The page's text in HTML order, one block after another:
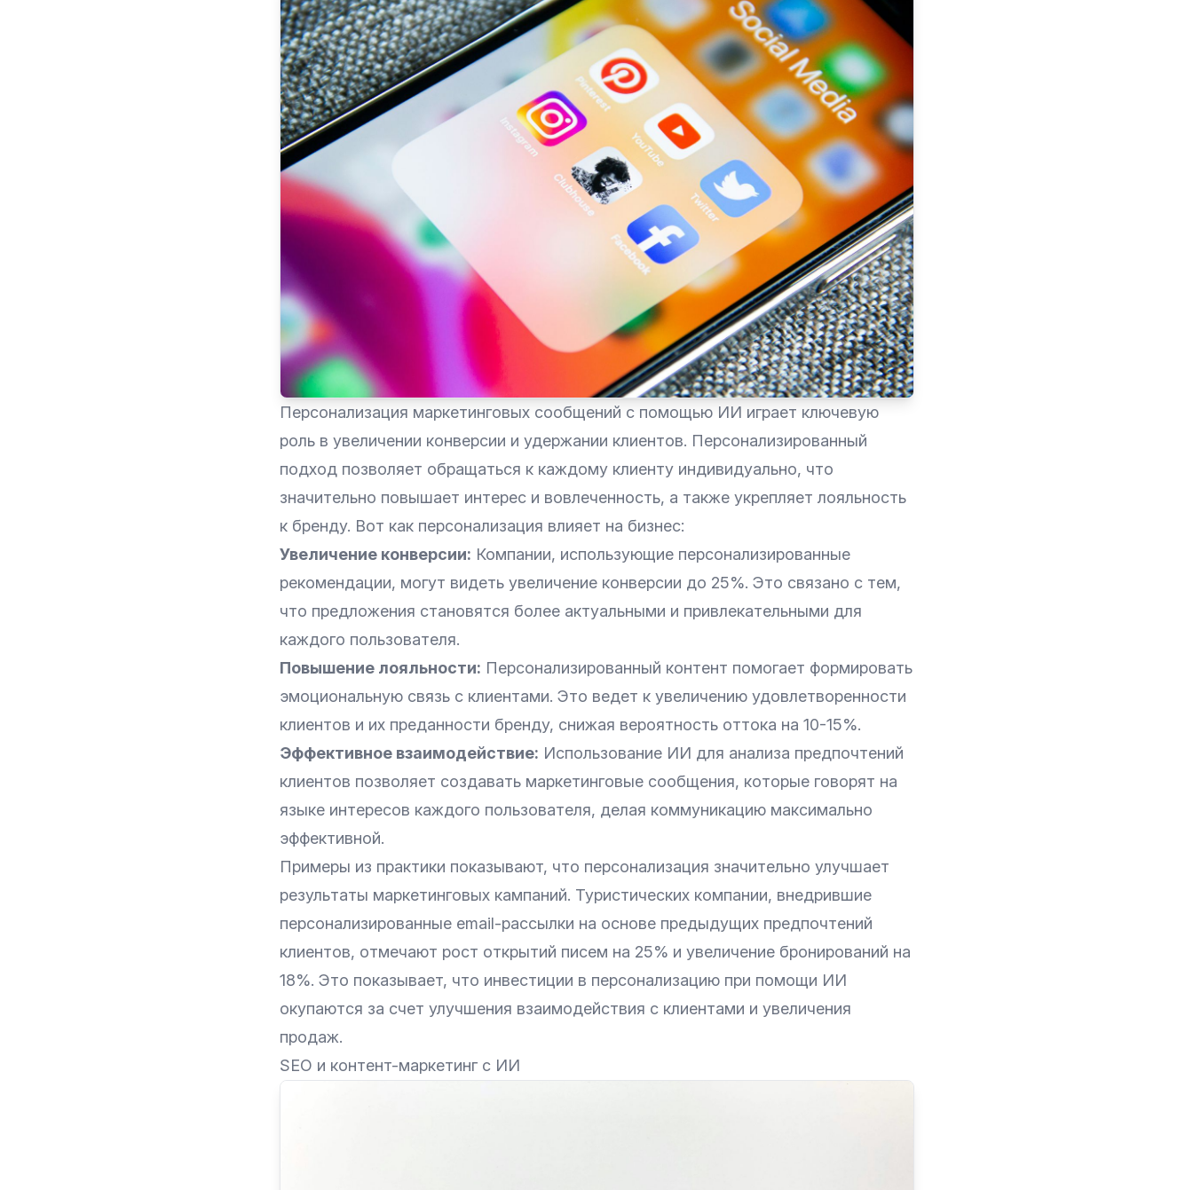
Персонализация маркетинговых сообщений с помощью ИИ играет ключевую
роль в увеличении конверсии и удержании клиентов. Персонализированный
подход позволяет обращаться к каждому клиенту индивидуально, что
значительно повышает интерес и вовлеченность, а также укрепляет лояльность
к бренду. Вот как персонализация влияет на бизнес:
Увеличение конверсии: Компании, использующие персонализированные
рекомендации, могут видеть увеличение конверсии до 25%. Это связано с тем,
что предложения становятся более актуальными и привлекательными для
каждого пользователя.
Повышение лояльности: Персонализированный контент помогает формировать
эмоциональную связь с клиентами. Это ведет к увеличению удовлетворенности
клиентов и их преданности бренду, снижая вероятность оттока на 10-15%.
Эффективное взаимодействие: Использование ИИ для анализа предпочтений
клиентов позволяет создавать маркетинговые сообщения, которые говорят на
языке интересов каждого пользователя, делая коммуникацию максимально
эффективной.
Примеры из практики показывают, что персонализация значительно улучшает
результаты маркетинговых кампаний. Туристических компании, внедрившие
персонализированные email-рассылки на основе предыдущих предпочтений
клиентов, отмечают рост открытий писем на 25% и увеличение бронирований на
18%. Это показывает, что инвестиции в персонализацию при помощи ИИ
окупаются за счет улучшения взаимодействия с клиентами и увеличения
продаж.
SEO и контент-маркетинг с ИИ